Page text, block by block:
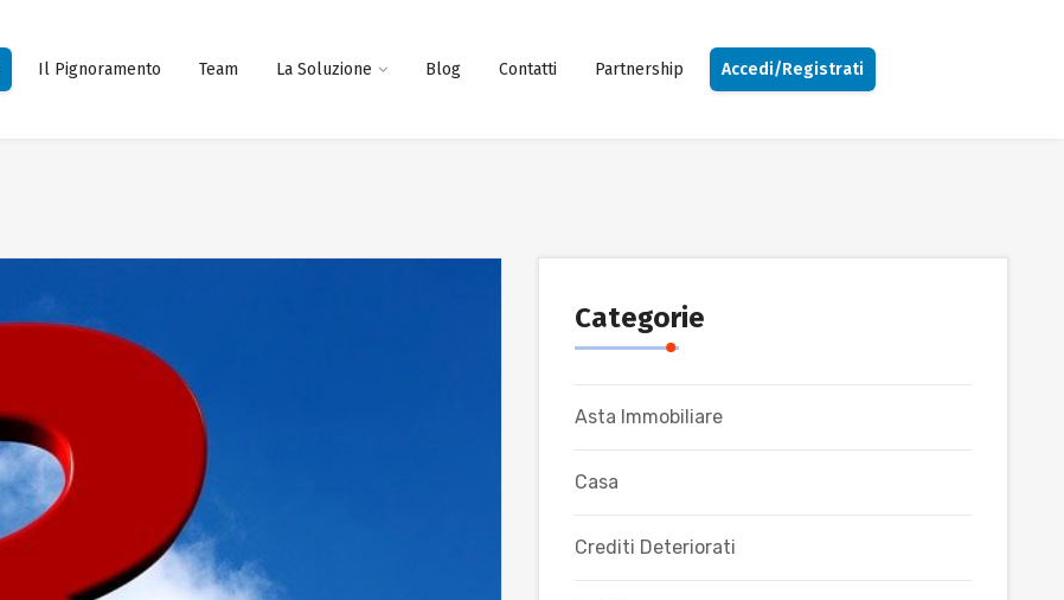
Il Pignoramento Team La Soluzione Blog Contatti Partnership Accedi/Registrati
Categorie
Asta Immobiliare
Casa
Crediti Deteriorati